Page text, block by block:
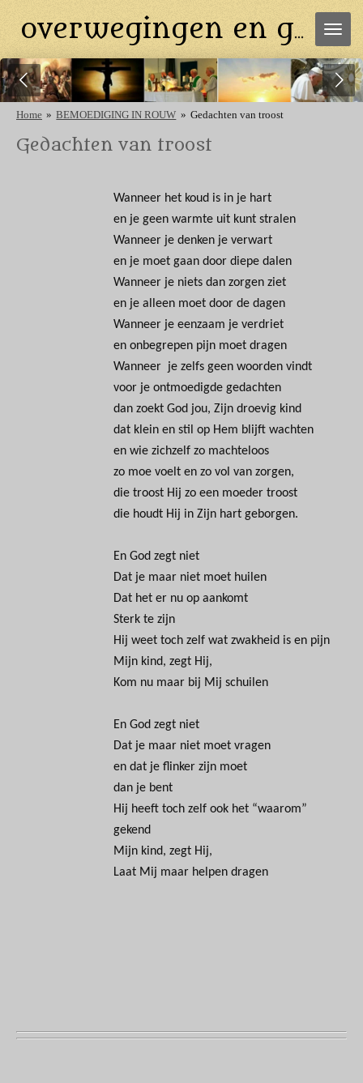
direct
de
hoofdinhoud
overwegingen en gebeden
Home » BEMOEDIGING IN ROUW » Gedachten van troost
Gedachten van troost
Wanneer het koud is in je hart
en je geen warmte uit kunt stralen
Wanneer je denken je verwart
en je moet gaan door diepe dalen
Wanneer je niets dan zorgen ziet
en je alleen moet door de dagen
Wanneer je eenzaam je verdriet
en onbegrepen pijn moet dragen
Wanneer je zelfs geen woorden vindt
voor je ontmoedigde gedachten
dan zoekt God jou, Zijn droevig kind
dat klein en stil op Hem blijft wachten
en wie zichzelf zo machteloos
zo moe voelt en zo vol van zorgen,
die troost Hij zo een moeder troost
die houdt Hij in Zijn hart geborgen.
En God zegt niet
Dat je maar niet moet huilen
Dat het er nu op aankomt
Sterk te zijn
Hij weet toch zelf wat zwakheid is en pijn
Mijn kind, zegt Hij,
Kom nu maar bij Mij schuilen
En God zegt niet
Dat je maar niet moet vragen
en dat je flinker zijn moet
dan je bent
Hij heeft toch zelf ook het “waarom”
gekend
Mijn kind, zegt Hij,
Laat Mij maar helpen dragen